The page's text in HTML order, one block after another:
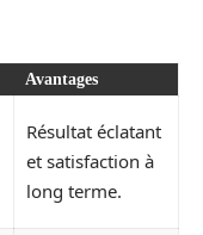
Avantages
Résultat éclatant
et satisfaction à
long terme.